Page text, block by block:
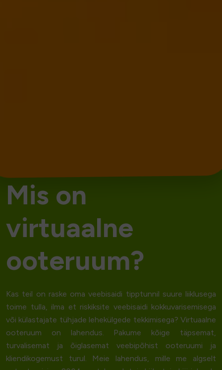
Mis on
virtuaalne
ooteruum?
Kas teil on raske oma veebisaidi tipptunnil suure liiklusega
toime tulla, ilma et riskiksite veebisaidi kokkuvarisemisega
või külastajate tühjade lehekülgede tekkimisega? Virtuaalne
ooteruum on lahendus. Pakume kõige täpsemat,
turvalisemat ja õiglasemat veebipõhist ooteruumi ja
kliendikogemust turul. Meie lahendus, mille me algselt